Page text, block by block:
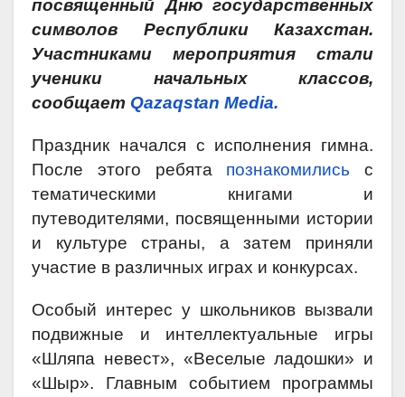
посвященный Дню государственных
символов Республики Казахстан.
Участниками мероприятия стали
ученики начальных классов,
сообщает Qazaqstan Media.
Праздник начался с исполнения гимна.
После этого ребята познакомились с
тематическими книгами и
путеводителями, посвященными истории
и культуре страны, а затем приняли
участие в различных играх и конкурсах.
Особый интерес у школьников вызвали
подвижные и интеллектуальные игры
«Шляпа невест», «Веселые ладошки» и
«Шыр». Главным событием программы